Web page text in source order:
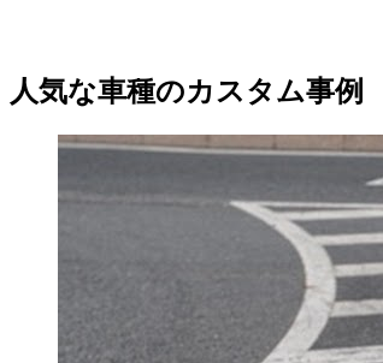
人気な車種のカスタム事例